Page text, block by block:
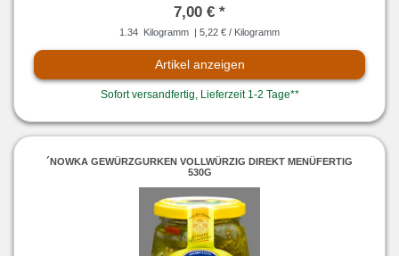
7,00 € *
1.34 Kilogramm | 5,22 € / Kilogramm
Artikel anzeigen
Sofort versandfertig, Lieferzeit 1-2 Tage**
´NOWKA GEWÜRZGURKEN VOLLWÜRZIG DIREKT MENÜFERTIG
530G